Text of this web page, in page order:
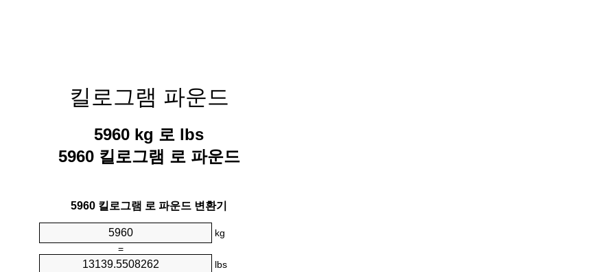
킬로그램 파운드
5960 kg 로 lbs
5960 킬로그램 로 파운드
5960 킬로그램 로 파운드 변환기
kg
=
lbs